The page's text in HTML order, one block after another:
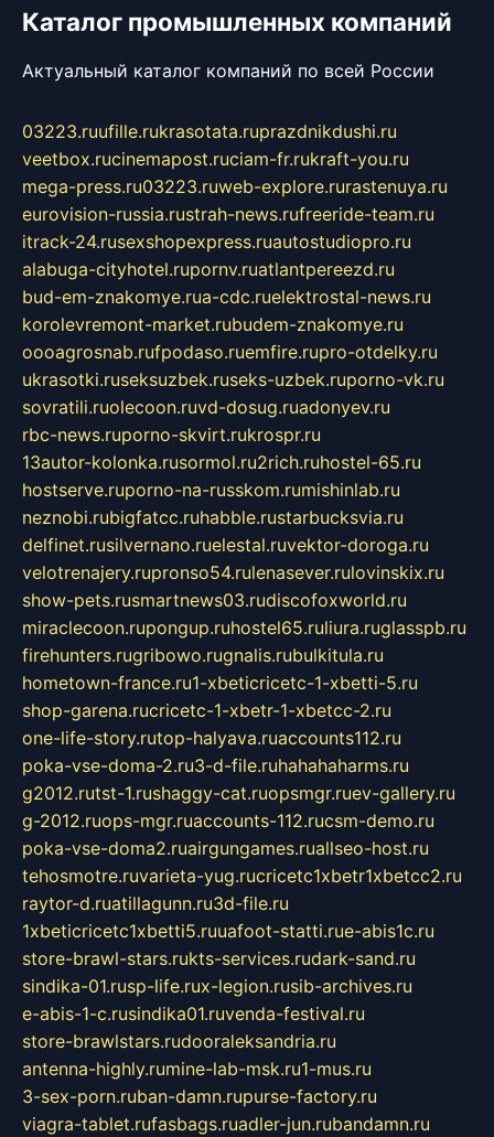
Каталог промышленных компаний
Актуальный каталог компаний по всей России
03223.ruufille.rukrasotata.ruprazdnikdushi.ru
veetbox.rucinemapost.ruciam-fr.rukraft-you.ru
mega-press.ru03223.ruweb-explore.rurastenuya.ru
eurovision-russia.rustrah-news.rufreeride-team.ru
itrack-24.rusexshopexpress.ruautostudiopro.ru
alabuga-cityhotel.rupornv.ruatlantpereezd.ru
bud-em-znakomye.rua-cdc.ruelektrostal-news.ru
korolevremont-market.rubudem-znakomye.ru
oooagrosnab.rufpodaso.ruemfire.rupro-otdelky.ru
ukrasotki.ruseksuzbek.ruseks-uzbek.ruporno-vk.ru
sovratili.ruolecoon.ruvd-dosug.ruadonyev.ru
rbc-news.ruporno-skvirt.rukrospr.ru
13autor-kolonka.rusormol.ru2rich.ruhostel-65.ru
hostserve.ruporno-na-russkom.rumishinlab.ru
neznobi.rubigfatcc.ruhabble.rustarbucksvia.ru
delfinet.rusilvernano.ruelestal.ruvektor-doroga.ru
velotrenajery.rupronso54.rulenasever.rulovinskix.ru
show-pets.rusmartnews03.rudiscofoxworld.ru
miraclecoon.rupongup.ruhostel65.ruliura.ruglasspb.ru
firehunters.rugribowo.rugnalis.rubulkitula.ru
hometown-france.ru1-xbeticricetc-1-xbetti-5.ru
shop-garena.rucricetc-1-xbetr-1-xbetcc-2.ru
one-life-story.rutop-halyava.ruaccounts112.ru
poka-vse-doma-2.ru3-d-file.ruhahahaharms.ru
g2012.rutst-1.rushaggy-cat.ruopsmgr.ruev-gallery.ru
g-2012.ruops-mgr.ruaccounts-112.rucsm-demo.ru
poka-vse-doma2.ruairgungames.ruallseo-host.ru
tehosmotre.ruvarieta-yug.rucricetc1xbetr1xbetcc2.ru
raytor-d.ruatillagunn.ru3d-file.ru
1xbeticricetc1xbetti5.ruuafoot-statti.rue-abis1c.ru
store-brawl-stars.rukts-services.rudark-sand.ru
sindika-01.rusp-life.rux-legion.rusib-archives.ru
e-abis-1-c.rusindika01.ruvenda-festival.ru
store-brawlstars.rudooraleksandria.ru
antenna-highly.rumine-lab-msk.ru1-mus.ru
3-sex-porn.ruban-damn.rupurse-factory.ru
viagra-tablet.rufasbags.ruadler-jun.rubandamn.ru